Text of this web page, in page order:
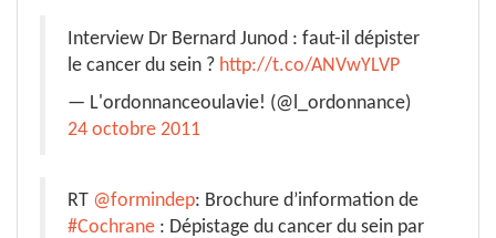
Interview Dr Bernard Junod : faut-il dépister
le cancer du sein ? http://t.co/ANVwYLVP
— L'ordonnanceoulavie! (@l_ordonnance)
24 octobre 2011
RT @formindep: Brochure d’information de
#Cochrane : Dépistage du cancer du sein par